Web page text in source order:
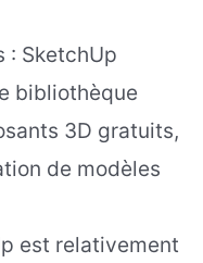
: SketchUp
bibliothèque
3D gratuits,
de modèles
est relativement